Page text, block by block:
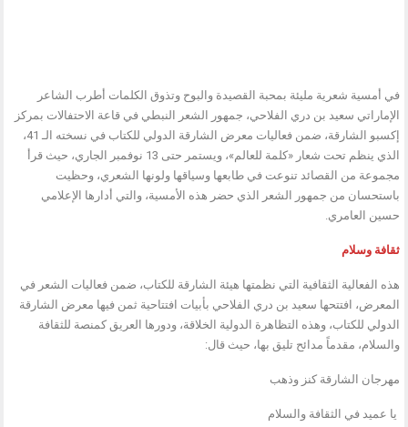
في أمسية شعرية مليئة بمحبة القصيدة والبوح وتذوق الكلمات أطرب الشاعر
الإماراتي سعيد بن دري الفلاحي، جمهور الشعر النبطي في قاعة الاحتفالات بمركز
إكسبو الشارقة، ضمن فعاليات معرض الشارقة الدولي للكتاب في نسخته الـ 41،
الذي ينظم تحت شعار «كلمة للعالم»، ويستمر حتى 13 نوفمبر الجاري، حيث قرأ
مجموعة من القصائد تنوعت في طابعها وسياقها ولونها الشعري، وحظيت
باستحسان من جمهور الشعر الذي حضر هذه الأمسية، والتي أدارها الإعلامي
حسين العامري.
ثقافة وسلام
هذه الفعالية الثقافية التي نظمتها هيئة الشارقة للكتاب، ضمن فعاليات الشعر في
المعرض، افتتحها سعيد بن دري الفلاحي بأبيات افتتاحية ثمن فيها معرض الشارقة
الدولي للكتاب، وهذه التظاهرة الدولية الخلاقة، ودورها العريق كمنصة للثقافة
والسلام، مقدماً مدائح تليق بها، حيث قال:
مهرجان الشارقة كنز وذهب
يا عميد في الثقافة والسلام